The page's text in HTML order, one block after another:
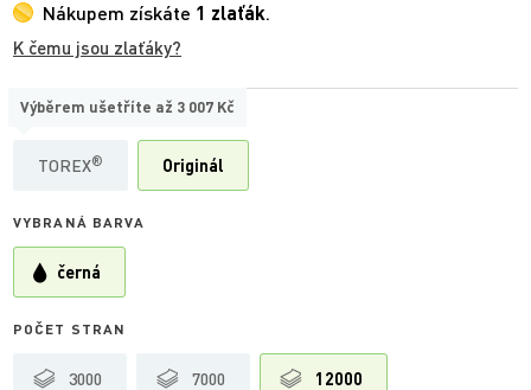
Nákupem získáte 1 zlaťák.
K čemu jsou zlaťáky?
TYP
TOREX®
Výběrem ušetříte až 3 007 Kč
Originál
VYBRANÁ BARVA
černá
POČET STRAN
3000 7000 12000